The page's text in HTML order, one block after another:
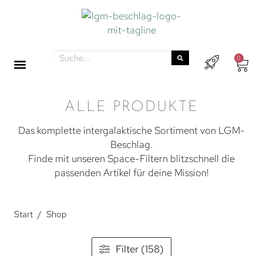
0
ALLE PRODUKTE
Das komplette intergalaktische Sortiment von LGM-
Beschlag.
Finde mit unseren Space-Filtern blitzschnell die
passenden Artikel für deine Mission!
Start / Shop
Filter (158)